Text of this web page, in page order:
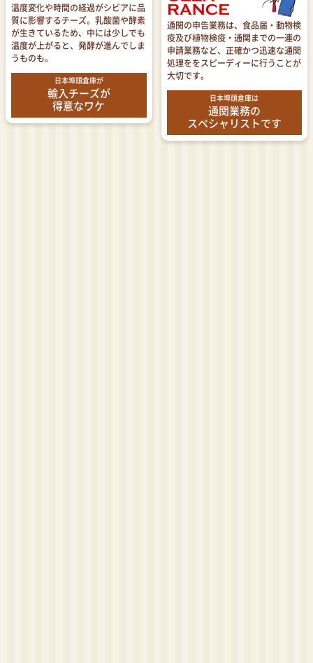
温度変化や時間の経過がシビアに品
質に影響するチーズ。乳酸菌や酵素
が生きているため、中には少しでも
温度が上がると、発酵が進んでしま
うものも。
日本埠頭倉庫が
輸入チーズが
得意なワケ
通関の申告業務は、食品届・動物検
疫及び植物検疫・通関までの一連の
申請業務など、正確かつ迅速な通関
処理ををスピーディーに行うことが
大切です。
日本埠頭倉庫は
通関業務の
スペシャリストです